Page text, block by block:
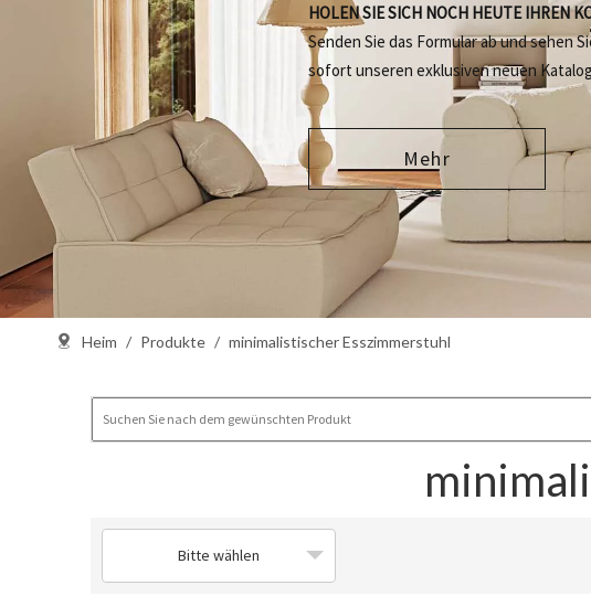
HOLEN SIE SICH NOCH HEUTE IHREN
Senden Sie das Formular ab und sehen
sofort unseren exklusiven neuen
Mehr
Heim / Produkte / minimalistischer Esszimmerstuhl
Bitte wählen